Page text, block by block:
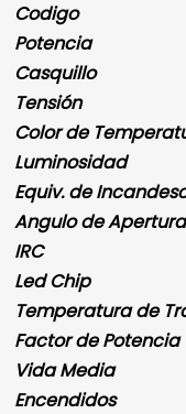
Codigo
Potencia
Casquillo
Tensión
Color de
Luminosidad
Equiv. de
Angulo de Apertura
IRC
Led Chip
Temperatura de
Factor de Potencia
Vida Media
Encendidos